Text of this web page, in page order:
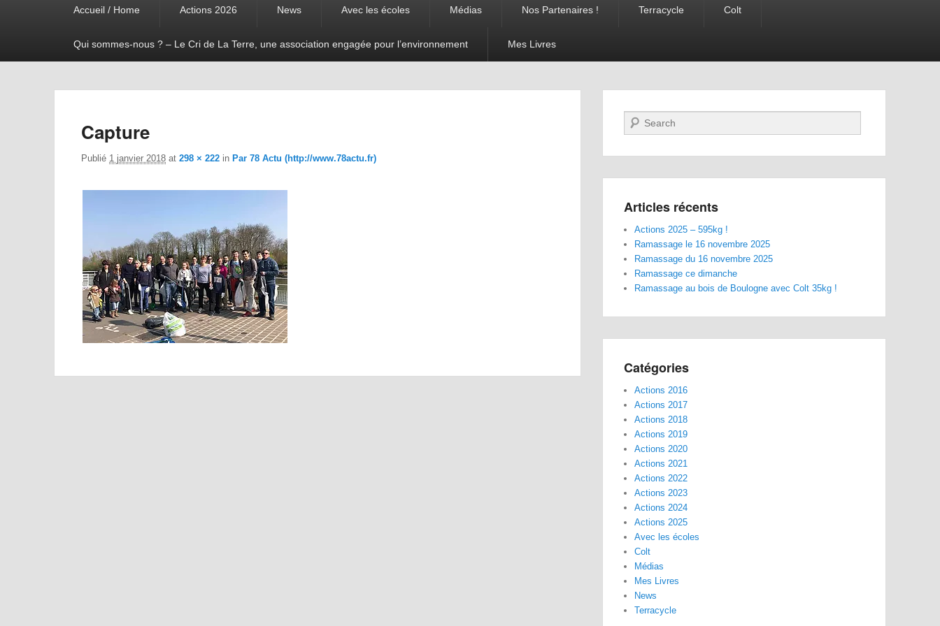
Accueil / Home Actions 2026 News Avec les écoles Médias Nos Partenaires ! Terracycle Colt
Qui sommes-nous ? – Le Cri de La Terre, une association engagée pour l’environnement Mes Livres
Capture
Publié 1 janvier 2018 at 298 × 222 in Par 78 Actu (http://www.78actu.fr)
Recherche
Articles récents
Actions 2025 – 595kg !
Ramassage le 16 novembre 2025
Ramassage du 16 novembre 2025
Ramassage ce dimanche
Ramassage au bois de Boulogne avec Colt 35kg !
Catégories
Actions 2016
Actions 2017
Actions 2018
Actions 2019
Actions 2020
Actions 2021
Actions 2022
Actions 2023
Actions 2024
Actions 2025
Avec les écoles
Colt
Médias
Mes Livres
News
Terracycle